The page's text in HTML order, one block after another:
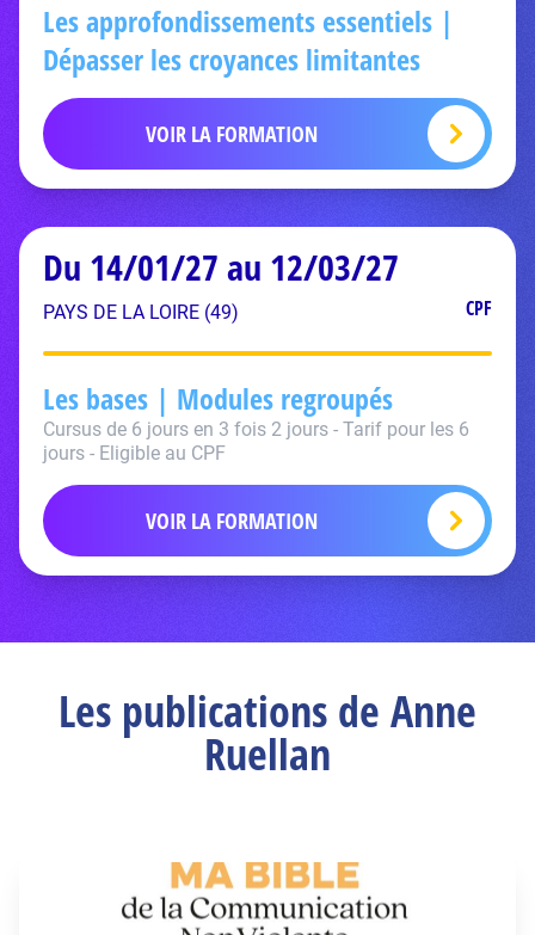
Les approfondissements essentiels |
Dépasser les croyances limitantes
VOIR LA FORMATION
Du 14/01/27 au 12/03/27
PAYS DE LA LOIRE (49) CPF
Les bases | Modules regroupés
Cursus de 6 jours en 3 fois 2 jours - Tarif pour les 6
jours - Eligible au CPF
VOIR LA FORMATION
Les publications de Anne
Ruellan